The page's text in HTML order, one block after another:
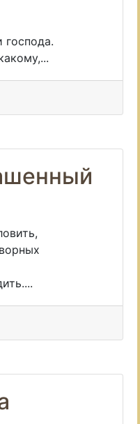
господа.